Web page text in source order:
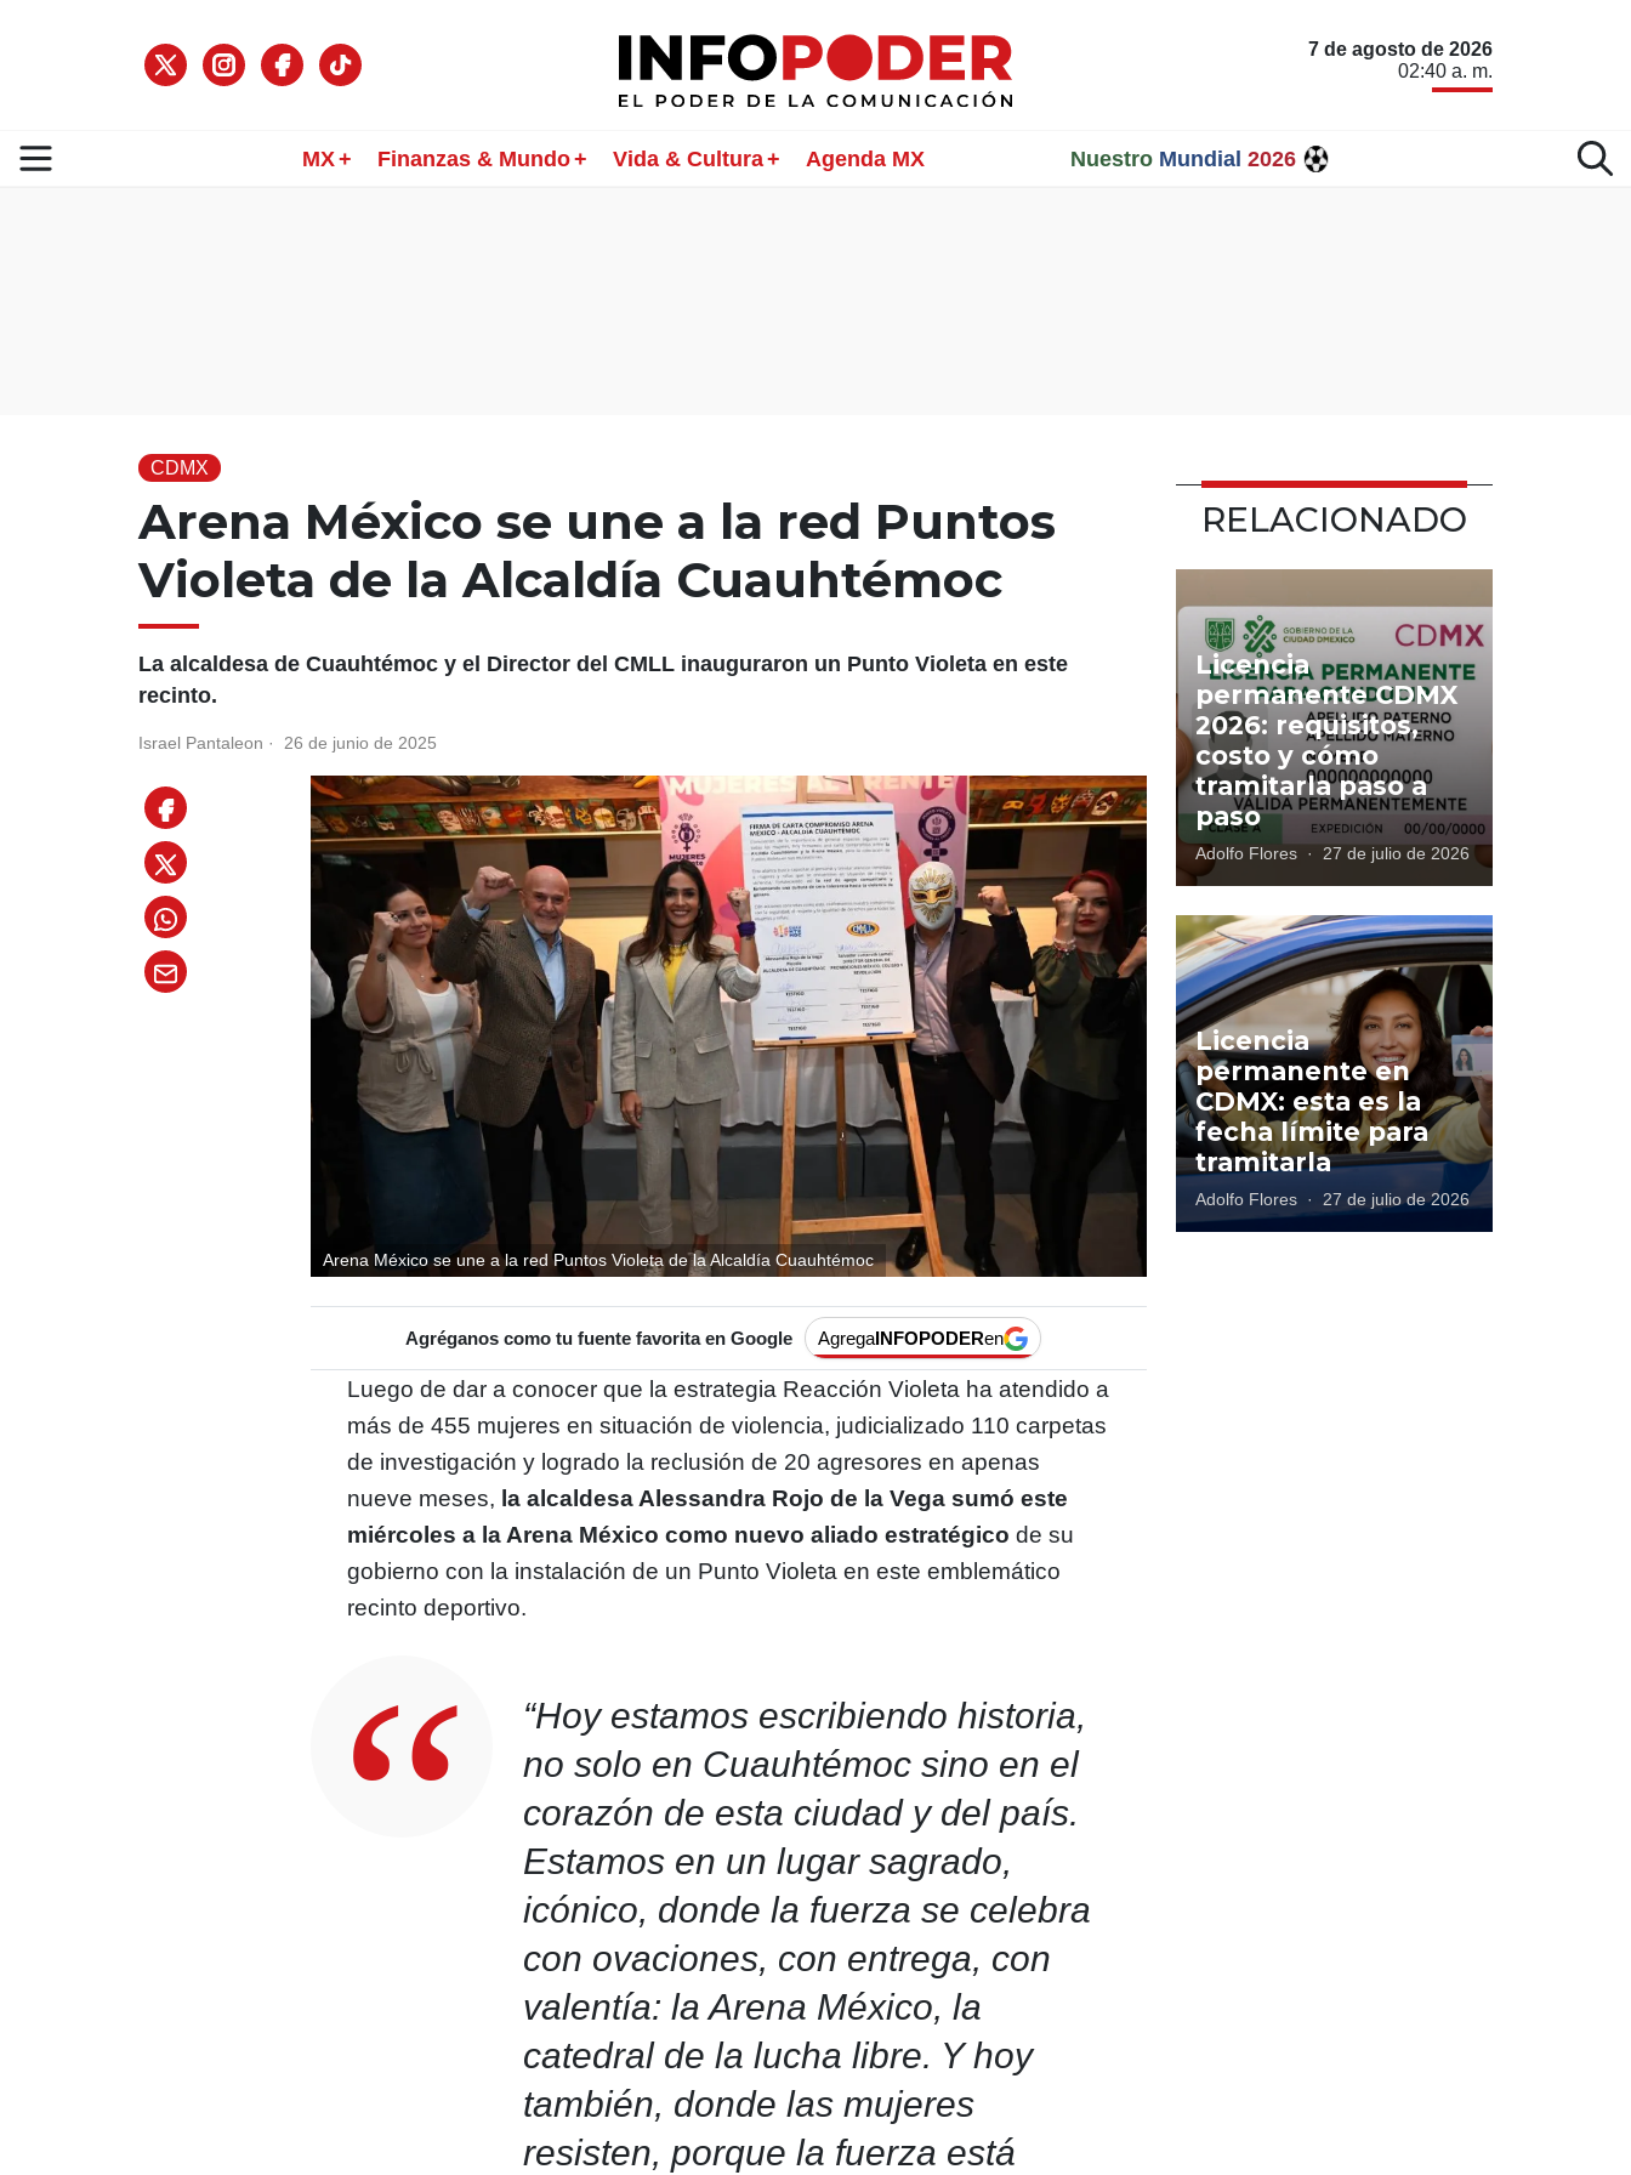
7 de agosto de 2026
02:40 a. m.
MX Finanzas & Mundo Vida & Cultura Agenda MX Nuestro Mundial 2026
CDMX
Arena México se une a la red Puntos
Violeta de la Alcaldía Cuauhtémoc
La alcaldesa de Cuauhtémoc y el Director del CMLL inauguraron un Punto Violeta en este
recinto.
Israel Pantaleon · 26 de junio de 2025
Arena México se une a la red Puntos Violeta de la Alcaldía Cuauhtémoc
Agréganos como tu fuente favorita en Google AgregaINFOPODERen
Luego de dar a conocer que la estrategia Reacción Violeta ha atendido a
más de 455 mujeres en situación de violencia, judicializado 110 carpetas
de investigación y logrado la reclusión de 20 agresores en apenas
nueve meses, la alcaldesa Alessandra Rojo de la Vega sumó este
miércoles a la Arena México como nuevo aliado estratégico de su
gobierno con la instalación de un Punto Violeta en este emblemático
recinto deportivo.
“Hoy estamos escribiendo historia,
no solo en Cuauhtémoc sino en el
corazón de esta ciudad y del país.
Estamos en un lugar sagrado,
icónico, donde la fuerza se celebra
con ovaciones, con entrega, con
valentía: la Arena México, la
catedral de la lucha libre. Y hoy
también, donde las mujeres
resisten, porque la fuerza está
RELACIONADO
Licencia
permanente CDMX
2026: requisitos,
costo y cómo
tramitarla paso a
paso
Adolfo Flores · 27 de julio de 2026
Licencia
permanente en
CDMX: esta es la
fecha límite para
tramitarla
Adolfo Flores · 27 de julio de 2026